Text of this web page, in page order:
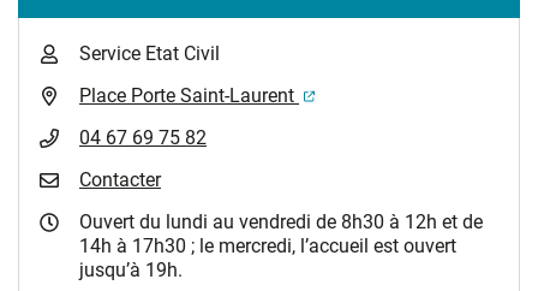
Service Etat Civil
Place Porte Saint-Laurent
(ouverture dans un
04 67 69 75 82
Contacter
Ouvert du lundi au vendredi de 8h30 à 12h et de
14h à 17h30 ; le mercredi, l’accueil est ouvert
jusqu’à 19h.